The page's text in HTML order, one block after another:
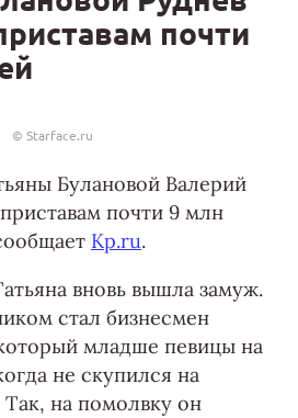
почти
© Starface.ru
Булановой Валерий
почти 9 млн
Kp.ru.
вновь вышла замуж.
стал бизнесмен
младше певицы на
не скупился на
на помолвку он